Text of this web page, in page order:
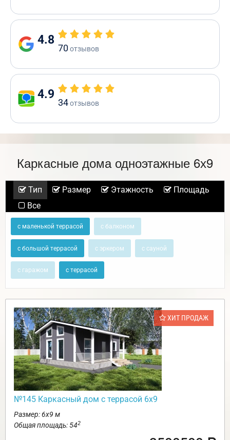
4.8
70отзывов
4.9
34отзывов
Каркасные дома одноэтажные 6х9
Тип Размер Этажность
Площадь
Все
с маленькой террасой с балконом
с большой террасой с эркером с сауной
с гаражом с террасой
ХИТ ПРОДАЖ
№145 Каркасный дом с террасой 6х9
Размер: 6х9 м
Общая площадь: 542